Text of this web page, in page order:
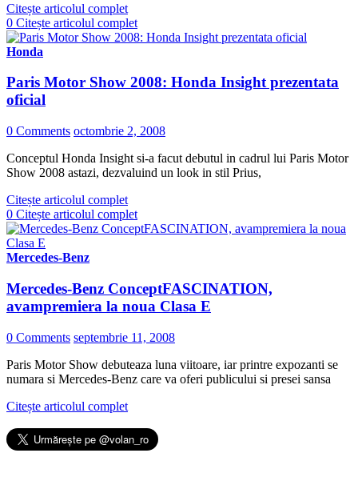
Citește articolul complet
0 Citește articolul complet
Honda
Paris Motor Show 2008: Honda Insight prezentata
oficial
0 Comments octombrie 2, 2008
Conceptul Honda Insight si-a facut debutul in cadrul lui Paris Motor
Show 2008 astazi, dezvaluind un look in stil Prius,
Citește articolul complet
0 Citește articolul complet
Mercedes-Benz
Mercedes-Benz ConceptFASCINATION,
avampremiera la noua Clasa E
0 Comments septembrie 11, 2008
Paris Motor Show debuteaza luna viitoare, iar printre expozanti se
numara si Mercedes-Benz care va oferi publicului si presei sansa
Citește articolul complet